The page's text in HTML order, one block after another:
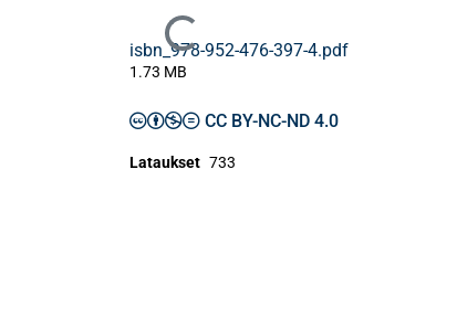
Ladataan...
isbn_978-952-476-397-4.pdf
1.73 MB
CC BY-NC-ND 4.0
Lataukset 733